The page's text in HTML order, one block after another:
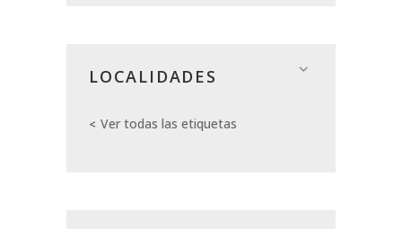
LOCALIDADES
Ver todas las etiquetas